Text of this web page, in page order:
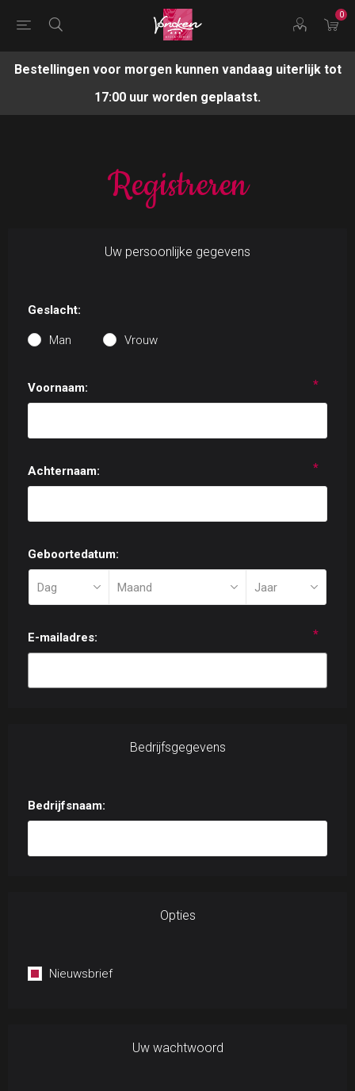
0
Bestellingen voor morgen kunnen vandaag uiterlijk tot
17:00 uur worden geplaatst.
Registreren
Uw persoonlijke gegevens
Geslacht:
Man Vrouw
Voornaam: *
Achternaam: *
Geboortedatum:
E-mailadres: *
Bedrijfsgegevens
Bedrijfsnaam:
Opties
Nieuwsbrief
Uw wachtwoord